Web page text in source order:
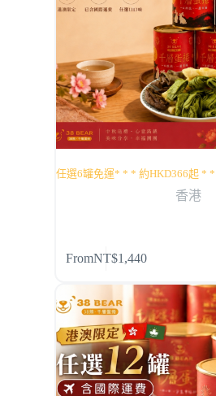
任選6罐免運* * * 約HKD366起 * *
香港
FromNT$1,440